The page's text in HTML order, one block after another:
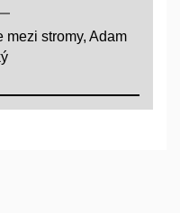
mezi stromy, Adam